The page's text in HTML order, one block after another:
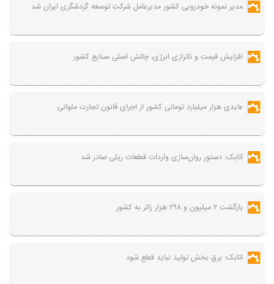
مدیر نمونه خودرویی کشور مدیرعامل شرکت توسعه گردشگری ایران شد
افزایش قیمت و ناترازی انرژی، چالش اصلی صنایع کشور
عایدی هزار میلیارد تومانی کشور از اجرای قانون تجارت ملوانی
اتابک: دستور روان‌سازی واردات قطعات ریلی صادر شد
بازگشت ۲ میلیون و ۲۹۸ هزار زائر به کشور
اتابک: برق بخش تولید نباید قطع شود